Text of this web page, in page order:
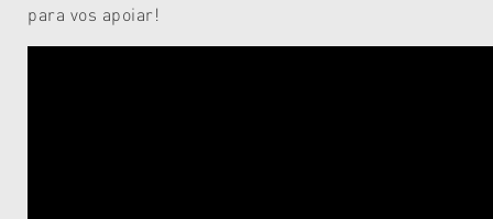
para vos apoiar!